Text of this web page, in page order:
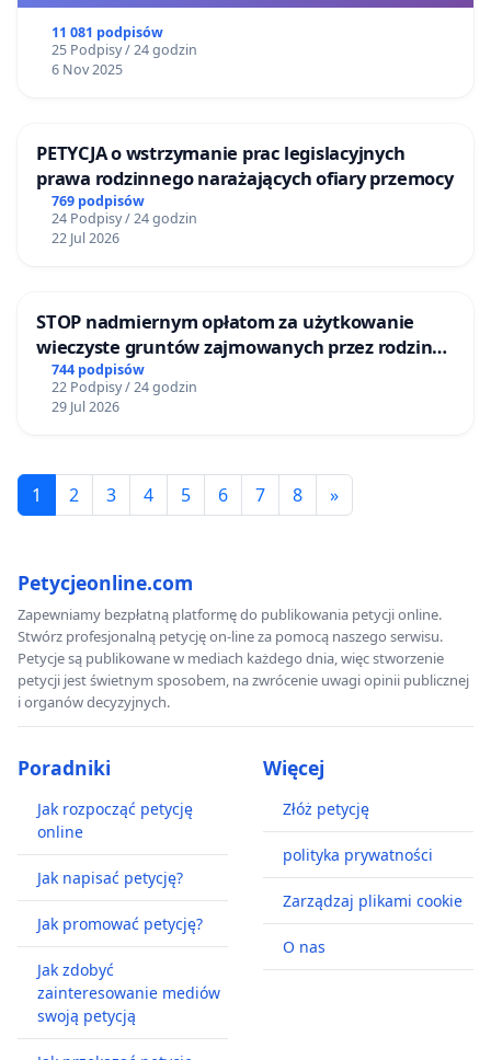
11 081 podpisów
25 Podpisy / 24 godzin
6 Nov 2025
PETYCJA o wstrzymanie prac legislacyjnych
prawa rodzinnego narażających ofiary przemocy
769 podpisów
24 Podpisy / 24 godzin
22 Jul 2026
STOP nadmiernym opłatom za użytkowanie
wieczyste gruntów zajmowanych przez rodzinne
ogrody działkowe.
744 podpisów
22 Podpisy / 24 godzin
29 Jul 2026
1 2 3 4 5 6 7 8 »
Petycjeonline.com
Zapewniamy bezpłatną platformę do publikowania petycji online.
Stwórz profesjonalną petycję on-line za pomocą naszego serwisu.
Petycje są publikowane w mediach każdego dnia, więc stworzenie
petycji jest świetnym sposobem, na zwrócenie uwagi opinii publicznej
i organów decyzyjnych.
Poradniki
Jak rozpocząć petycję
online
Jak napisać petycję?
Jak promować petycję?
Jak zdobyć
zainteresowanie mediów
swoją petycją
Więcej
Złóż petycję
polityka prywatności
Zarządzaj plikami cookie
O nas